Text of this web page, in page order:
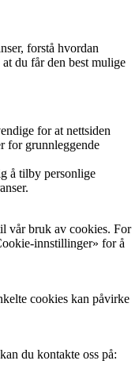
forstå hvordan
du får den best mulige
for at nettsiden
for grunnleggende
å tilby personlige
vår bruk av cookies. For
innstillinger» for å
cookies kan påvirke
du kontakte oss på: